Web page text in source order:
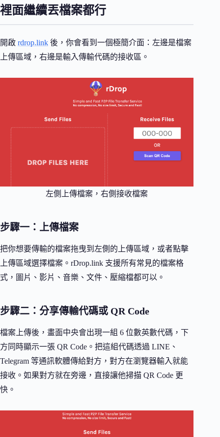
裡面繼續丟檔案都行
開啟 rdrop.link 後，你會看到一個極簡介面：左邊是檔案
上傳區域，右邊是輸入傳輸代碼的接收區。
左側上傳檔案，右側接收檔案
步驟一：上傳檔案
把你想要傳輸的檔案拖曳到左側的上傳區域，或者點擊
上傳區域選擇檔案。rDrop.link 支援所有常見的檔案格
式，圖片、影片、音樂、文件、壓縮檔都可以。
步驟二：分享傳輸代碼或 QR Code
檔案上傳後，畫面中央會出現一組 6 位數英數代碼，下
方同時顯示一張 QR Code。把這組代碼透過 LINE、
Telegram 等通訊軟體傳給對方，對方在瀏覽器輸入就能
接收。如果對方就在旁邊，直接讓他掃描 QR Code 更
快。